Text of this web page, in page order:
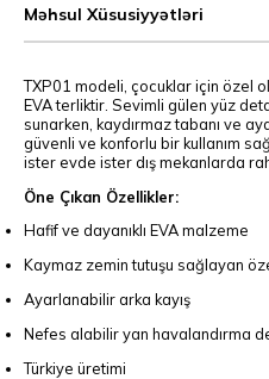
Məhsul Xüsusiyyətləri
TXP01 modeli, çocuklar için özel
EVA terliktir. Sevimli gülen yüz
sunarken, kaydırmaz tabanı ve
güvenli ve konforlu bir kullanım
ister evde ister dış mekanlarda
Öne Çıkan Özellikler:
Hafif ve dayanıklı EVA malzeme
Kaymaz zemin tutuşu sağlayan
Ayarlanabilir arka kayış
Nefes alabilir yan havalandırma
Türkiye üretimi